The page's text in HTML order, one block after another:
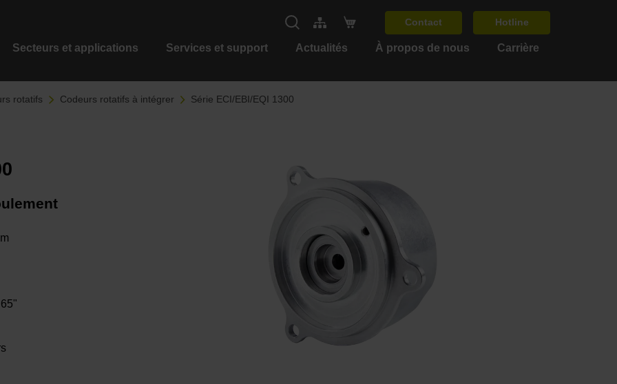
Contact Hotline
Secteurs et applications Services et support Actualités À propos de nous Carrière
rotatifs Codeurs rotatifs à intégrer Série ECI/EBI/EQI 1300